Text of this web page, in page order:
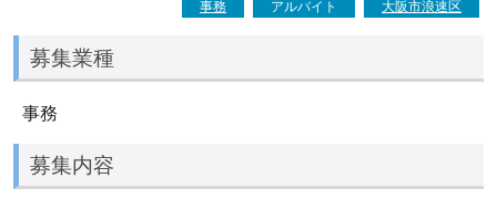
事務 アルバイト 大阪市浪速区
募集業種
事務
募集内容